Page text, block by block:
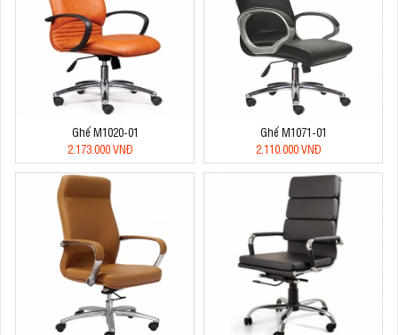
Ghế M1020-01
2.173.000 VNĐ
Ghế M1071-01
2.110.000 VNĐ